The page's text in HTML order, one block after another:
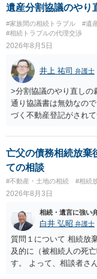
者の権利が守られてい
に、未成年者を今後養
相続分以上に多くの遺
ません。
遺産分割協議のやり
#家族間の相続トラブル #遺
#相続トラブルの代理交渉
2026年8月5日
井上 祐司 弁護士
>分割協議のやり直しの
通り協議書は無効なの
づく不動産登記がされ
方の訴訟の主張及び立
医師の意見書、筆跡鑑
はありますが、 ・伯母
様の意に反する遺産分
であること からすると
性はそれほど高くない
言えると思います。
亡父の債務相続放棄
ての相談
#不動産・土地の相続 #相続
2026年8月3日
相続・遺言に強い
白井 弘昭 弁護士
質問１について 相続放
及的に（被相続人の死
す。 よって、相談者さ